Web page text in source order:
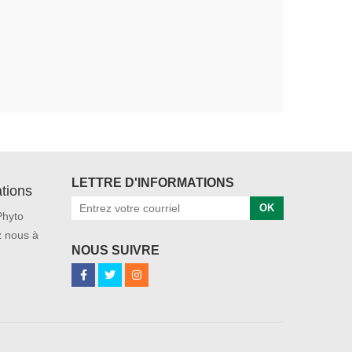
nous à
LETTRE D'INFORMATIONS
OK
NOUS SUIVRE